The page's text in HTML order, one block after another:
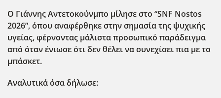
Ο Γιάννης Αντετοκούνμπο μίλησε στο “SNF Nostos
2026”, όπου αναφέρθηκε στην σημασία της ψυχικής
υγείας, φέρνοντας μάλιστα προσωπικό παράδειγμα
από όταν ένιωσε ότι δεν θέλει να συνεχίσει πια με το
μπάσκετ.
Αναλυτικά όσα δήλωσε: